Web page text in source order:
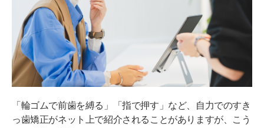
「輪ゴムで前歯を縛る」「指で押す」など、自力でのすき
っ歯矯正がネット上で紹介されることがありますが、こう